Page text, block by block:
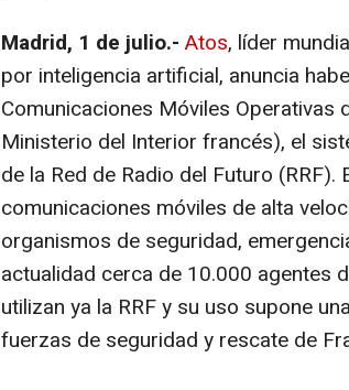
Madrid, 1 de julio.- Atos, líder
por inteligencia artificial, anuncia
Comunicaciones Móviles Operativas
Ministerio del Interior francés), el
de la Red de Radio del Futuro (RRF).
comunicaciones móviles de alta
organismos de seguridad,
actualidad cerca de 10.000 agentes
utilizan ya la RRF y su uso supone
fuerzas de seguridad y rescate de